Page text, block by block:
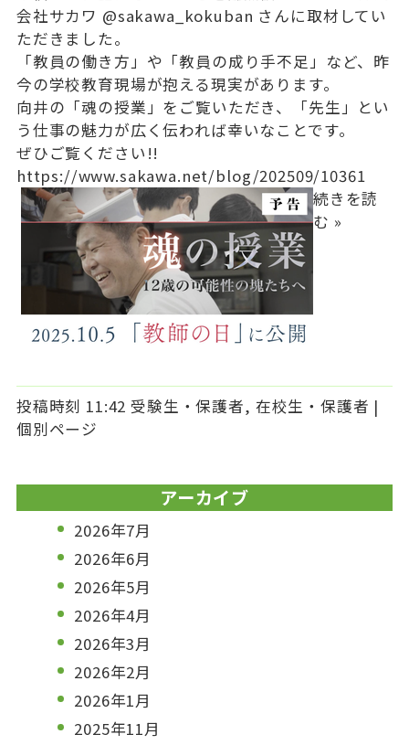
その他
お問い合わせ
よくあるご質問
進学状況
受験生・保護者の皆様へ
在校生・保護者の皆様へ
大松会（卒業生の皆様へ）
100周年
個人情報の取り扱いについて
サイトマップ
会社サカワ @sakawa_kokuban さんに取材してい
ただきました。
「教員の働き方」や「教員の成り手不足」など、昨
今の学校教育現場が抱える現実があります。
向井の「魂の授業」をご覧いただき、「先生」とい
う仕事の魅力が広く伝われば幸いなことです。
ぜひご覧ください!!
https://www.sakawa.net/blog/202509/10361
続きを読
む »
投稿時刻 11:42 受験生・保護者, 在校生・保護者 |
個別ページ
アーカイブ
2026年7月
2026年6月
2026年5月
2026年4月
2026年3月
2026年2月
2026年1月
2025年11月